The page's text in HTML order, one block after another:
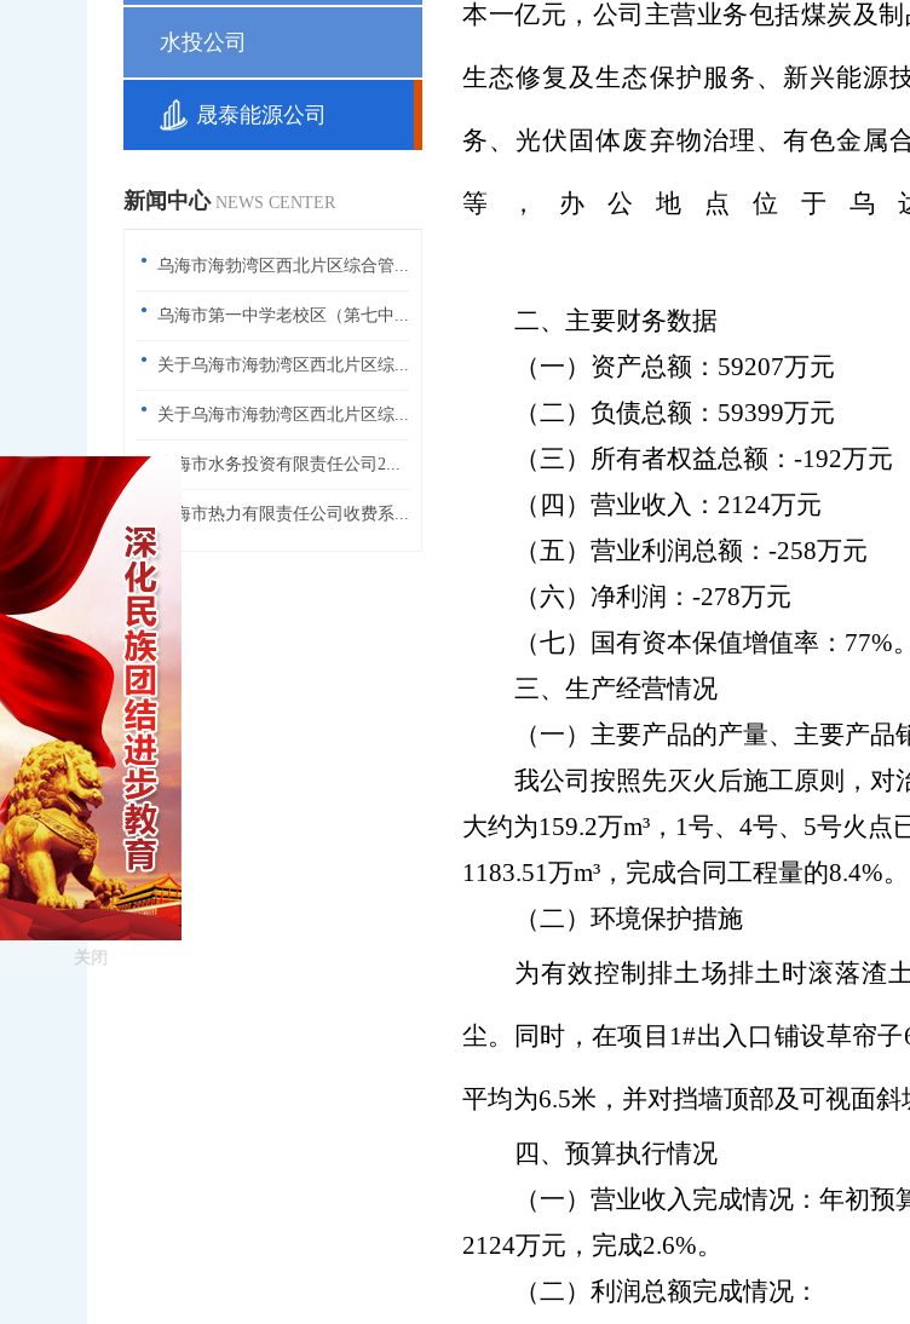
水投公司
晟泰能源公司
新闻中心 NEWS CENTER
· 乌海市海勃湾区西北片区综合管...
· 乌海市第一中学老校区（第七中...
· 关于乌海市海勃湾区西北片区综...
· 关于乌海市海勃湾区西北片区综...
· 乌海市水务投资有限责任公司2...
乌海市热力有限责任公司收费系...
本一亿元，公司主营业务包括煤炭及
生态修复及生态保护服务、新兴能源
务、光伏固体废弃物治理、有色金属
等，办公地点位于乌
二、主要财务数据
（一）资产总额： 59207万元
（二）负债总额： 59399万元
（三）所有者权益总额： -192万元
（四）营业收入： 2124万元
（五）营业利润总额： -258万元
（六）净利润： -278万元
（七）国有资本保值增值率： 77%。
三、生产经营情况
（一）主要产品的产量、主要产
我公司 按照先灭火后施工原则，对
大约为159.2万m³ ， 1号、 4号、 5号火点
1183.51万m³ ， 完成合同工程量的8.4%。
（二） 环境保护措施
为有效控制排土场排土时滚落渣
尘。同时，在项目 1#出入口铺设草帘子
平均为6.5米，并对挡墙顶部及可视面斜
四、预算执行情况
（一）营业收入完成情况：年初预
2124万元，完成2.6%。
（二）利润总额完成情况：
关闭